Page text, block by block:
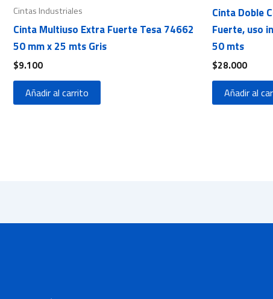
Cintas Industriales
Cinta Multiuso Extra Fuerte Tesa 74662
50 mm x 25 mts Gris
$9.100
Añadir al carrito
Cinta Doble
Fuerte, uso
50 mts
$28.000
Añadir al